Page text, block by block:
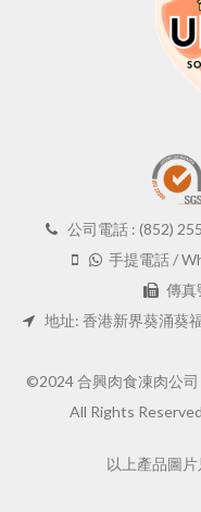
公司電話 : (852)
手提電話 /
傳真
地址: 香港新界葵涌葵
©2024 合興肉食凍肉公
All Rights
以上產品圖